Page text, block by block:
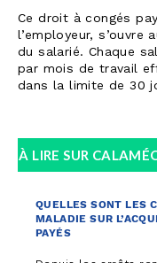
Ce droit à congés
l’employeur, s’ouvre
du salarié. Chaque
par mois de travail
dans la limite de 30
À LIRE SUR
QUELLES SONT LES
MALADIE SUR
PAYÉS